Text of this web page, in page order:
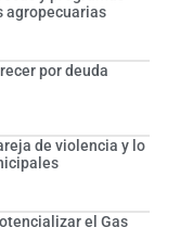
agropecuarias
por deuda
de violencia y lo
el Gas